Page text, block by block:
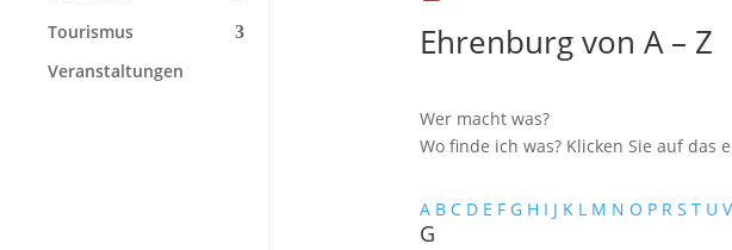
Tourismus
Veranstaltungen
Ehrenburg von A – Z
Wer macht was?
Wo finde ich was? Klicken Sie auf
A B C D E F G H I J K L M N O P R S T U V
G